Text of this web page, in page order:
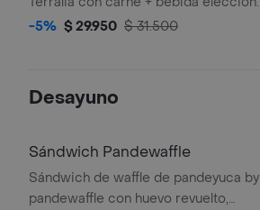
-5% $ 29.950 $ 31.500
Desayuno
Sándwich Pandewaffle
Sándwich de waffle de pandeyuca by
pandewaffle con huevo revuelto,